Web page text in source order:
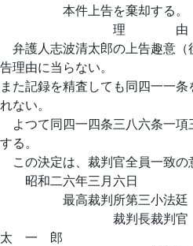
本件上告を棄却する。
理 由
弁護人志波清太郎の上告趣意（
告理由に当らない。
また記録を精査しても同四一一
れない。
よつて同四一四条三八六条一項
する。
この決定は、裁判官全員一致の
昭和二六年三月六日
最高裁判所第三小法廷
裁判長裁判
太 一 郎